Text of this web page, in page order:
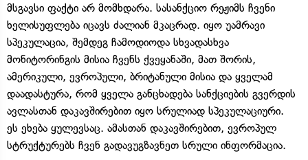
მსგავსი ფაქტი არ მომხდარა. სასანქციო რეჟიმს ჩვენი
ხელისუფლება იცავს ძალიან მკაცრად. იყო უამრავი
სპეკულაცია, შემდეგ ჩამოდიოდა სხვადასხვა
მონიტორინგის მისია ჩვენს ქვეყანაში, მათ შორის,
ამერიკული, ევროპული, ბრიტანული მისია და ყველამ
დაადასტურა, რომ ყველა განცხადება სანქციების გვერდის
ავლასთან დაკავშირებით იყო სრულიად სპეკულაციური.
ეს ეხება ყულევსაც. ამასთან დაკავშირებით, ევროპულ
სტრუქტურებს ჩვენ გადავუგზავნეთ სრული ინფორმაცია.